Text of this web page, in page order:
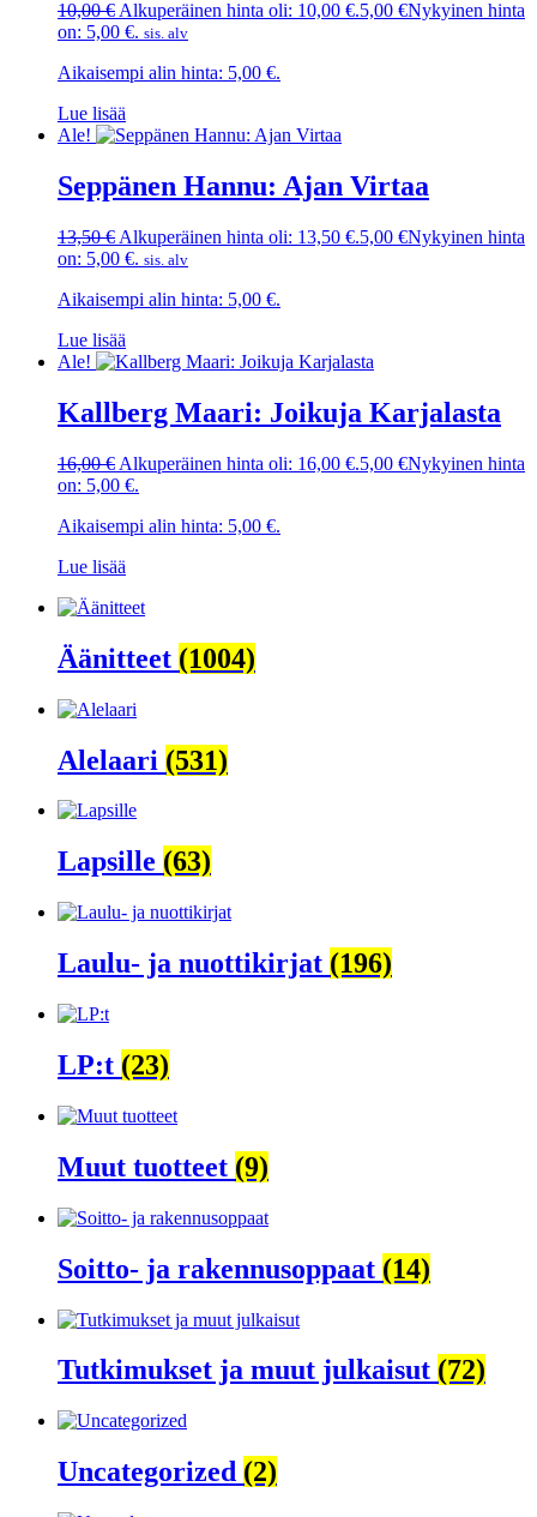
10,00€ Alkuperäinen hinta oli: 10,00 €.5,00 €Nykyinen hinta
on: 5,00 €. sis. alv
Aikaisempi alin hinta: 5,00 €.
Lue lisää
Ale!
Seppänen Hannu: Ajan Virtaa
13,50€ Alkuperäinen hinta oli: 13,50 €.5,00 €Nykyinen hinta
on: 5,00 €. sis. alv
Aikaisempi alin hinta: 5,00 €.
Lue lisää
Ale!
Kallberg Maari: Joikuja Karjalasta
16,00€ Alkuperäinen hinta oli: 16,00 €.5,00 €Nykyinen hinta
on: 5,00 €.
Aikaisempi alin hinta: 5,00 €.
Lue lisää
Äänitteet (1004)
Alelaari (531)
Lapsille (63)
Laulu- ja nuottikirjat (196)
LP:t (23)
Muut tuotteet (9)
Soitto- ja rakennusoppaat (14)
Tutkimukset ja muut julkaisut (72)
Uncategorized (2)